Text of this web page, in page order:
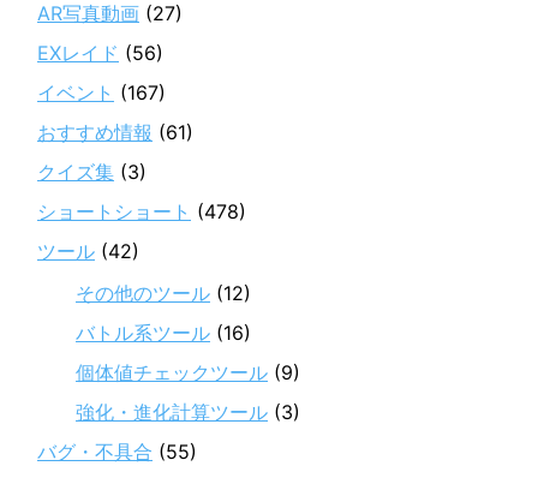
AR写真動画 (27)
EXレイド (56)
イベント (167)
おすすめ情報 (61)
クイズ集 (3)
ショートショート (478)
ツール (42)
その他のツール (12)
バトル系ツール (16)
個体値チェックツール (9)
強化・進化計算ツール (3)
バグ・不具合 (55)